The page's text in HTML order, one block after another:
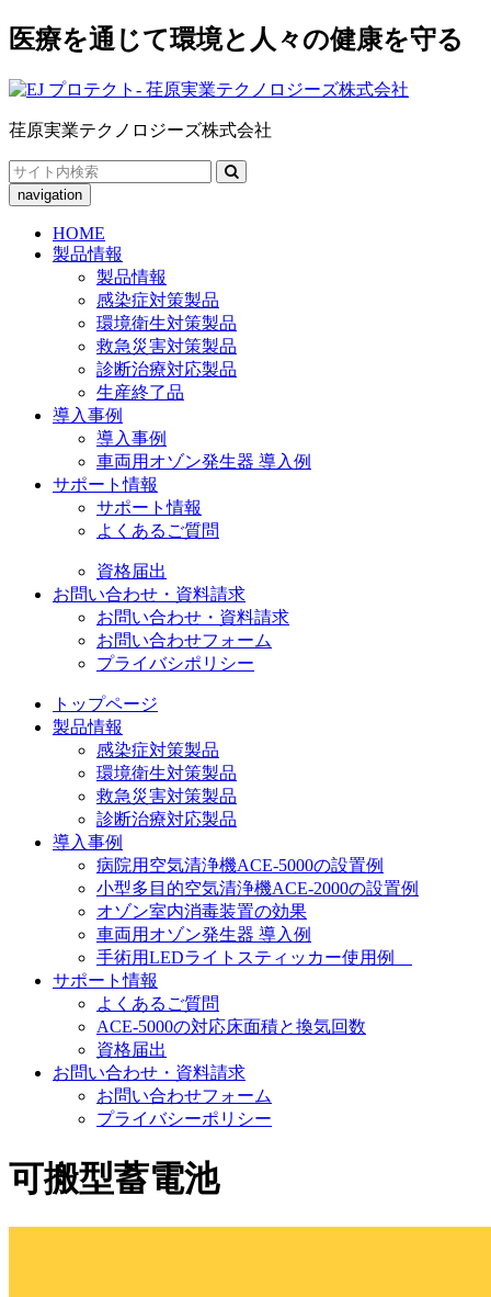
医療を通じて環境と人々の健康を守る
荏原実業テクノロジーズ株式会社
Search
for:
navigation
HOME
製品情報
製品情報
感染症対策製品
環境衛生対策製品
救急災害対策製品
診断治療対応製品
生産終了品
導入事例
導入事例
車両用オゾン発生器 導入例
サポート情報
サポート情報
よくあるご質問
資格届出
お問い合わせ・資料請求
お問い合わせ・資料請求
お問い合わせフォーム
プライバシポリシー
トップページ
製品情報
感染症対策製品
環境衛生対策製品
救急災害対策製品
診断治療対応製品
導入事例
病院用空気清浄機ACE-5000の設置例
小型多目的空気清浄機ACE-2000の設置例
オゾン室内消毒装置の効果
車両用オゾン発生器 導入例
手術用LEDライトスティッカー使用例
サポート情報
よくあるご質問
ACE-5000の対応床面積と換気回数
資格届出
お問い合わせ・資料請求
お問い合わせフォーム
プライバシーポリシー
可搬型蓄電池